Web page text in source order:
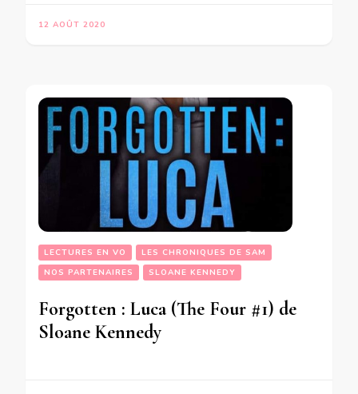
12 AOÛT 2020
LECTURES EN VO
LES CHRONIQUES DE SAM
NOS PARTENAIRES
SLOANE KENNEDY
Forgotten : Luca (The Four #1) de
Sloane Kennedy